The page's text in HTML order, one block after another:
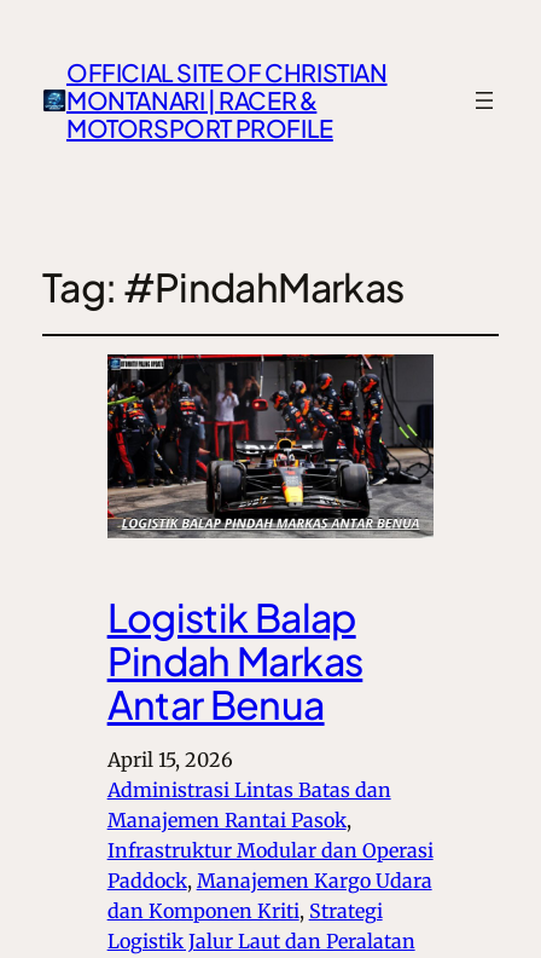
OFFICIAL SITE OF CHRISTIAN
MONTANARI | RACER &
MOTORSPORT PROFILE
Tag: #PindahMarkas
Logistik Balap
Pindah Markas
Antar Benua
April 15, 2026
Administrasi Lintas Batas dan
Manajemen Rantai Pasok ,
Infrastruktur Modular dan Operasi
Paddock, Manajemen Kargo Udara
dan Komponen Kriti, Strategi
Logistik Jalur Laut dan Peralatan